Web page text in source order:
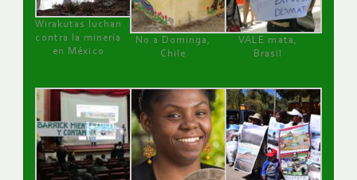
Wirakutas luchan
contra la minería
en México
No a Dominga,
Chile
VALE mata,
Brasil